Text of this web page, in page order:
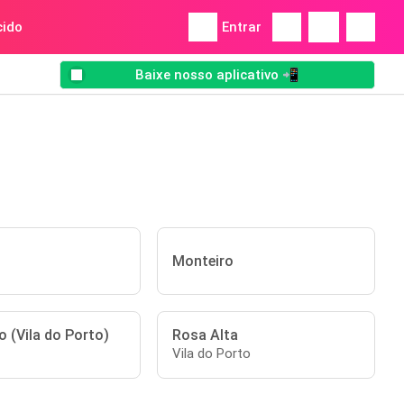
Entrar
Baixe nosso aplicativo 📲
Monteiro
(Vila do Porto) Rosa Alta
Vila do Porto